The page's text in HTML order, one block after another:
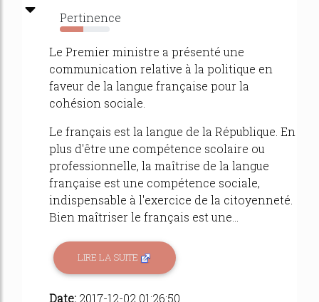
Pertinence
47%
Le Premier ministre a présenté une
communication relative à la politique en
faveur de la langue française pour la
cohésion sociale.
Le français est la langue de la République. En
plus d'être une compétence scolaire ou
professionnelle, la maîtrise de la langue
française est une compétence sociale,
indispensable à l'exercice de la citoyenneté.
Bien maîtriser le français est une...
LIRE LA SUITE
Date: 2017-12-02 01:26:50